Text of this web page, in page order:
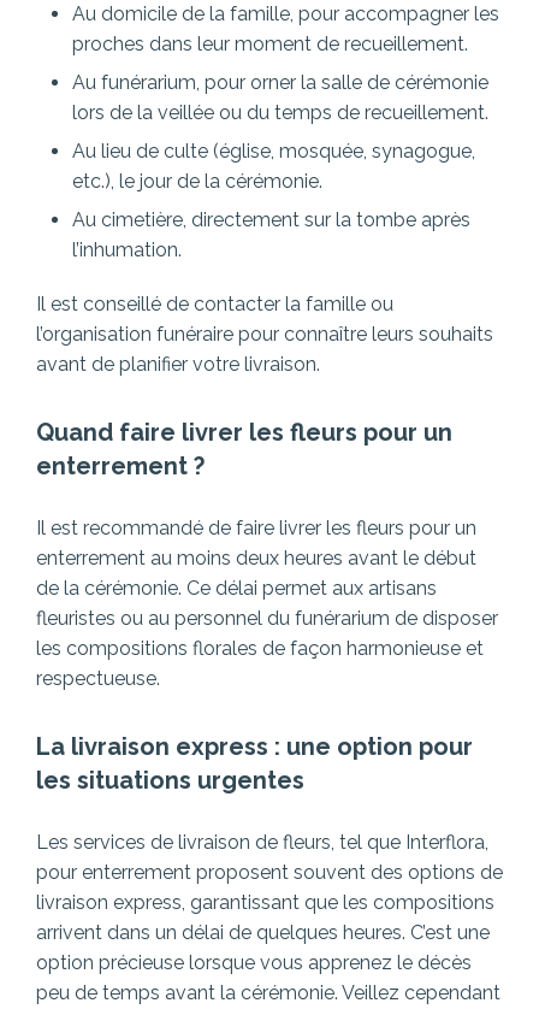
Au domicile de la famille, pour accompagner les
proches dans leur moment de recueillement.
Au funérarium, pour orner la salle de cérémonie
lors de la veillée ou du temps de recueillement.
Au lieu de culte (église, mosquée, synagogue,
etc.), le jour de la cérémonie.
Au cimetière, directement sur la tombe après
l’inhumation.
Il est conseillé de contacter la famille ou
l’organisation funéraire pour connaître leurs souhaits
avant de planifier votre livraison.
Quand faire livrer les fleurs pour un
enterrement ?
Il est recommandé de faire livrer les fleurs pour un
enterrement au moins deux heures avant le début
de la cérémonie. Ce délai permet aux artisans
fleuristes ou au personnel du funérarium de disposer
les compositions florales de façon harmonieuse et
respectueuse.
La livraison express : une option pour
les situations urgentes
Les services de livraison de fleurs, tel que Interflora,
pour enterrement proposent souvent des options de
livraison express, garantissant que les compositions
arrivent dans un délai de quelques heures. C’est une
option précieuse lorsque vous apprenez le décès
peu de temps avant la cérémonie. Veillez cependant